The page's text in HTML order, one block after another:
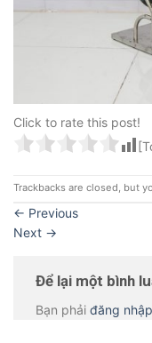
Click to rate this post!
Trackbacks are closed, but
← Previous
Next →
Để lại một bình
Bạn phải đăng nhập